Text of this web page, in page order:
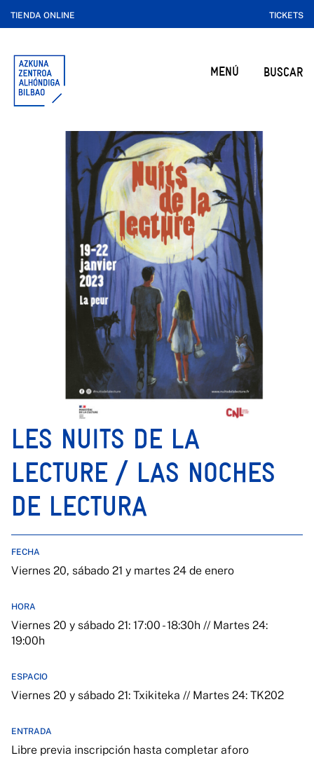
TIENDA ONLINE TICKETS
MENÚ BUSCAR
LES NUITS DE LA
LECTURE / LAS NOCHES
DE LECTURA
FECHA
Viernes 20, sábado 21 y martes 24 de enero
HORA
Viernes 20 y sábado 21: 17:00 - 18:30h // Martes 24:
19:00h
ESPACIO
Viernes 20 y sábado 21: Txikiteka // Martes 24: TK202
ENTRADA
Libre previa inscripción hasta completar aforo